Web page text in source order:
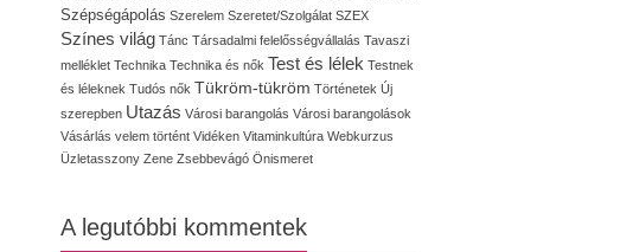
Szépségápolás Szerelem Szeretet/Szolgálat SZEX
Színes világ Tánc Társadalmi felelősségvállalás Tavaszi
melléklet Technika Technika és nők Test és lélek Testnek
és léleknek Tudós nők Tükröm-tükröm Történetek Új
szerepben Utazás Városi barangolás Városi barangolások
Vásárlás velem történt Vidéken Vitaminkultúra Webkurzus
Üzletasszony Zene Zsebbevágó Önismeret
A legutóbbi kommentek